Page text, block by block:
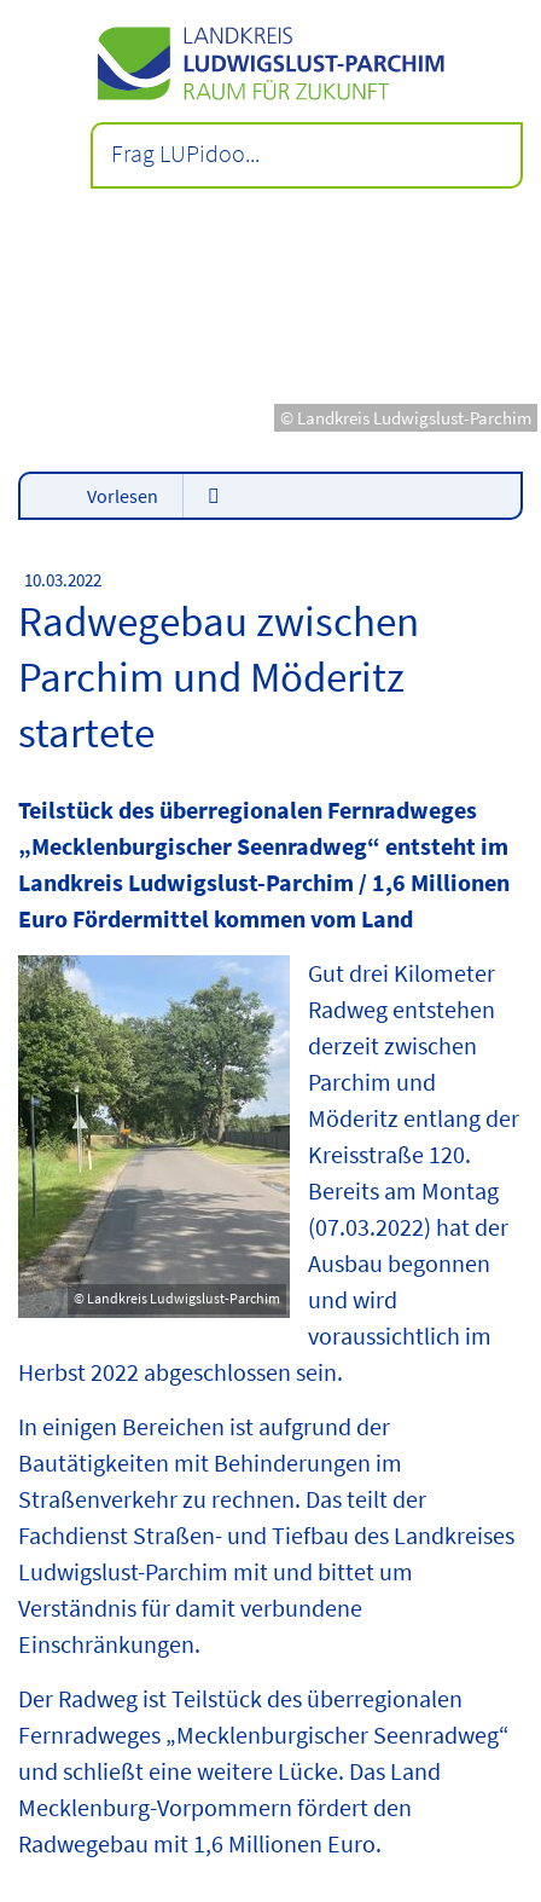
© Landkreis Ludwigslust-Parchim
Vorlesen
10.03.2022
Radwegebau zwischen
Parchim und Möderitz
startete
Teilstück des überregionalen Fernradweges
„Mecklenburgischer Seenradweg“ entsteht im
Landkreis Ludwigslust-Parchim / 1,6 Millionen
Euro Fördermittel kommen vom Land
© Landkreis Ludwigslust-Parchim
Gut drei Kilometer
Radweg entstehen
derzeit zwischen
Parchim und
Möderitz entlang der
Kreisstraße 120.
Bereits am Montag
(07.03.2022) hat der
Ausbau begonnen
und wird
voraussichtlich im
Herbst 2022 abgeschlossen sein.
In einigen Bereichen ist aufgrund der
Bautätigkeiten mit Behinderungen im
Straßenverkehr zu rechnen. Das teilt der
Fachdienst Straßen- und Tiefbau des Landkreises
Ludwigslust-Parchim mit und bittet um
Verständnis für damit verbundene
Einschränkungen.
Der Radweg ist Teilstück des überregionalen
Fernradweges „Mecklenburgischer Seenradweg“
und schließt eine weitere Lücke. Das Land
Mecklenburg-Vorpommern fördert den
Radwegebau mit 1,6 Millionen Euro.